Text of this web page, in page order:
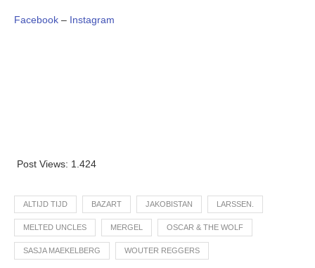
Facebook – Instagram
Post Views: 1.424
ALTIJD TIJD BAZART JAKOBISTAN LARSSEN.
MELTED UNCLES MERGEL OSCAR & THE WOLF
SASJA MAEKELBERG WOUTER REGGERS